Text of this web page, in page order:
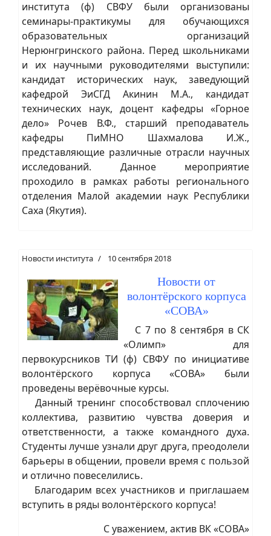
института (ф) СВФУ были организованы
семинары-практикумы для обучающихся
образовательных организаций
Нерюнгринского района. Перед школьниками
и их научными руководителями выступили:
кандидат исторических наук, заведующий
кафедрой ЭиСГД Акинин М.А., кандидат
технических наук, доцент кафедры «Горное
дело» Рочев В.Ф., старший преподаватель
кафедры ПиМНО Шахмалова И.Ж.,
представляющие различные отрасли научных
исследований. Данное мероприятие
проходило в рамках работы регионального
отделения Малой академии наук Республики
Саха (Якутия).
Новости института 10 сентября 2018
Новости от
волонтёрского корпуса
«СОВА»
С 7 по 8 сентября в СК
«Олимп» для
первокурсников ТИ (ф) СВФУ по инициативе
волонтёрского корпуса «СОВА» были
проведены верёвочные курсы.
Данный тренинг способствовал сплочению
коллектива, развитию чувства доверия и
ответственности, а также командного духа.
Студенты лучше узнали друг друга, преодолели
барьеры в общении, провели время с пользой
и отлично повеселились.
Благодарим всех участников и приглашаем
вступить в ряды волонтёрского корпуса!
С уважением, актив ВК «СОВА»